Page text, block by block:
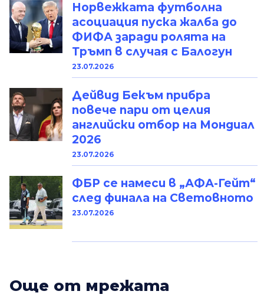
Норвежката футболна
асоциация пуска жалба до
ФИФА заради ролята на
Тръмп в случая с Балогун
23.07.2026
Дейвид Бекъм прибра
повече пари от целия
английски отбор на Мондиал
2026
23.07.2026
ФБР се намеси в „АФА-Гейт“
след финала на Световното
23.07.2026
Oще от мрежата